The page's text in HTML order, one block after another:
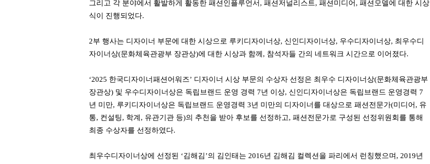
그리고 각 분야에서 활발하게 활동한 패션인플루언서, 패션저널리스트, 패션미디어, 패션모델에 대한 시상
식이 진행되었다.
2부 행사는 디자이너 부문에 대한 시상으로 루키디자이너상, 신인디자이너상, 우수디자이너상, 최우수디
자이너상(문화체육관광부 장관상)에 대한 시상과 함께, 참석자들 간의 네트워크 시간으로 이어졌다.
‘2025 한국디자이너패션어워즈’ 디자이너 시상 부문의 수상자 선정은 최우수 디자이너상(문화체육관광부
장관상) 및 우수디자이너상은 독립브랜드 운영 경력 7년 이상, 신인디자이너상은 독립브랜드 운영경력 7
년 미만, 루키디자이너상은 독립브랜드 운영경력 3년 미만의 디자이너를 대상으로 패션전문가(미디어, 유
통, 컨설팅, 학계, 유관기관 등)의 추천을 받아 후보를 선정하고, 패션전문가로 구성된 선정위원회를 통해
최종 수상자를 선정하였다.
최우수디자이너상에 선정된 ‘김해김’의 김인태는 2016년 김해김 컬렉션을 파리에서 런칭했으며, 2019년